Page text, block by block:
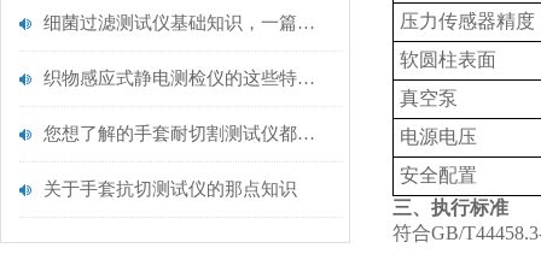
细菌过滤测试仪基础知识，一篇搞定
织物感应式静电测检仪的这些特点很少有人都知道
您想了解的手套耐切割测试仪都在这里了
关于手套抗切测试仪的那点知识
压力传感器精度
软圆柱表面
真空泵
电源电压
安全配置
三、执行标准
符合GB/